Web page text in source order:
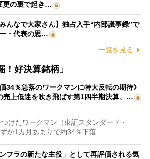
更の裏で起き…
んなで大家さん】独占入手“内部議事録”で
・代表の思…
一覧を見る
好決算銘柄」
価34％急落のワークマンに特大反転の期待》
売上低迷を吹き飛ばす第1四半期決算、…
けたワークマン（東証スタンダード・
か1カ月あまりで約34％下落…
フラの新たな主役」として再評価される気